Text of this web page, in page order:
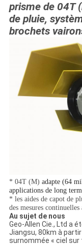
prisme de 04T
de pluie,
brochets
* 04T (M) adapte (64
applications de long
* les aides de capot de
des mesures
Au sujet de nous
Geo-Allen Cie., Ltd a
Jiangsu, 80km à
surnommée « ciel sur